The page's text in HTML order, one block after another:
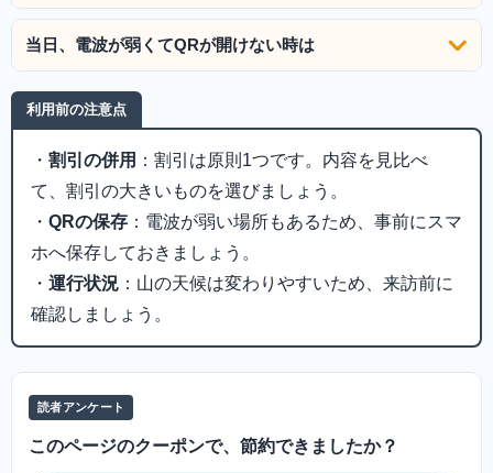
当日、電波が弱くてQRが開けない時は
利用前の注意点
・ 割引の併用 ：割引は原則1つです。内容を見比べ
て、割引の大きいものを選びましょう。
・ QRの保存 ：電波が弱い場所もあるため、事前にスマ
ホへ保存しておきましょう。
・ 運行状況 ：山の天候は変わりやすいため、来訪前に
確認しましょう。
読者アンケート
このページのクーポンで、節約できましたか？